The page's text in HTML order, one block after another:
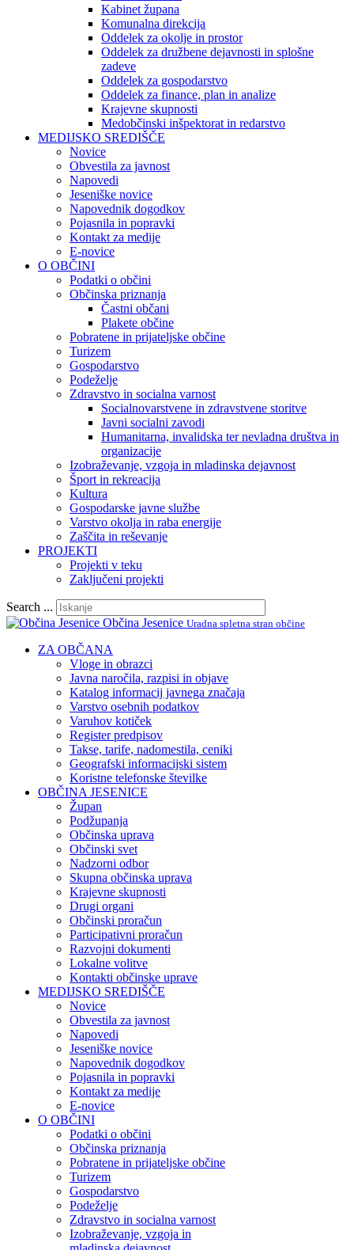
Kabinet župana
Komunalna direkcija
Oddelek za okolje in prostor
Oddelek za družbene dejavnosti in splošne
zadeve
Oddelek za gospodarstvo
Oddelek za finance, plan in analize
Krajevne skupnosti
Medobčinski inšpektorat in redarstvo
MEDIJSKO SREDIŠČE
Novice
Obvestila za javnost
Napovedi
Jeseniške novice
Napovednik dogodkov
Pojasnila in popravki
Kontakt za medije
E-novice
O OBČINI
Podatki o občini
Občinska priznanja
Častni občani
Plakete občine
Pobratene in prijateljske občine
Turizem
Gospodarstvo
Podeželje
Zdravstvo in socialna varnost
Socialnovarstvene in zdravstvene storitve
Javni socialni zavodi
Humanitarna, invalidska ter nevladna društva in
organizacije
Izobraževanje, vzgoja in mladinska dejavnost
Šport in rekreacija
Kultura
Gospodarske javne službe
Varstvo okolja in raba energije
Zaščita in reševanje
PROJEKTI
Projekti v teku
Zaključeni projekti
Search ...
Občina Jesenice Uradna spletna stran občine
ZA OBČANA
Vloge in obrazci
Javna naročila, razpisi in objave
Katalog informacij javnega značaja
Varstvo osebnih podatkov
Varuhov kotiček
Register predpisov
Takse, tarife, nadomestila, ceniki
Geografski informacijski sistem
Koristne telefonske številke
OBČINA JESENICE
Župan
Podžupanja
Občinska uprava
Občinski svet
Nadzorni odbor
Skupna občinska uprava
Krajevne skupnosti
Drugi organi
Občinski proračun
Participativni proračun
Razvojni dokumenti
Lokalne volitve
Kontakti občinske uprave
MEDIJSKO SREDIŠČE
Novice
Obvestila za javnost
Napovedi
Jeseniške novice
Napovednik dogodkov
Pojasnila in popravki
Kontakt za medije
E-novice
O OBČINI
Podatki o občini
Občinska priznanja
Pobratene in prijateljske občine
Turizem
Gospodarstvo
Podeželje
Zdravstvo in socialna varnost
Izobraževanje, vzgoja in